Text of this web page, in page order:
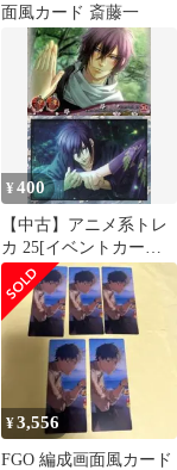
面風カード 斎藤一
¥400
【中古】アニメ系トレ
カ 25[イベントカード
1]：斎藤一
¥3,556
FGO 編成画面風カード